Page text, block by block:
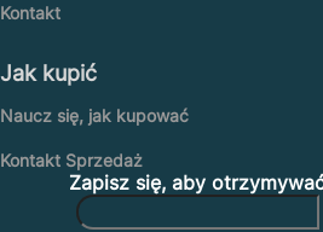
Kontakt
Jak kupić
Naucz się, jak kupować
Kontakt Sprzedaż
Zapisz się, aby